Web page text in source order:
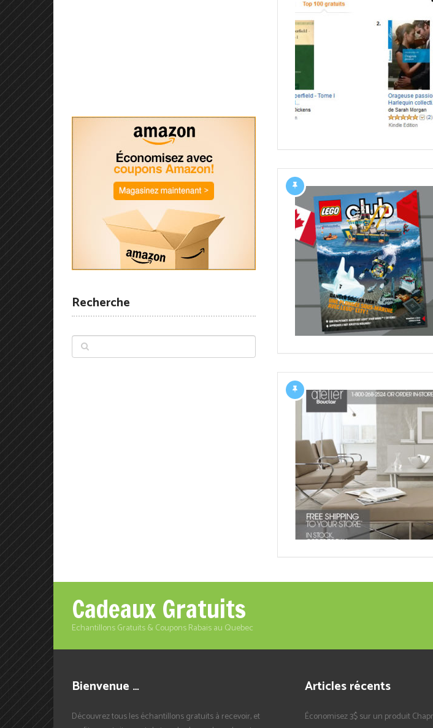
Recherche
Cadeaux Gratuits
Echantillons Gratuits & Coupons Rabais au Quebec
Bienvenue …
Découvrez tous les échantillons gratuits à recevoir, et
Articles récents
Économisez 3$ sur un produit